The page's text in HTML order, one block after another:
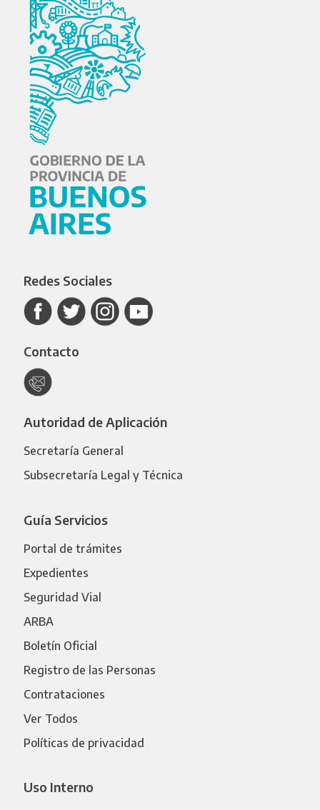
Redes Sociales
Contacto
Autoridad de Aplicación
Secretaría General
Subsecretaría Legal y Técnica
Guía Servicios
Portal de trámites
Expedientes
Seguridad Vial
ARBA
Boletín Oficial
Registro de las Personas
Contrataciones
Ver Todos
Políticas de privacidad
Uso Interno